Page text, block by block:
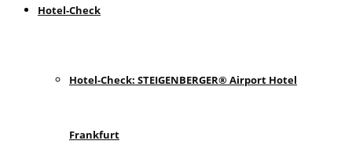
Hotel-Check
Hotel-Check: STEIGENBERGER® Airport Hotel
Frankfurt